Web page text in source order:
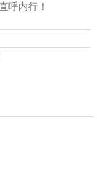
呼内行！